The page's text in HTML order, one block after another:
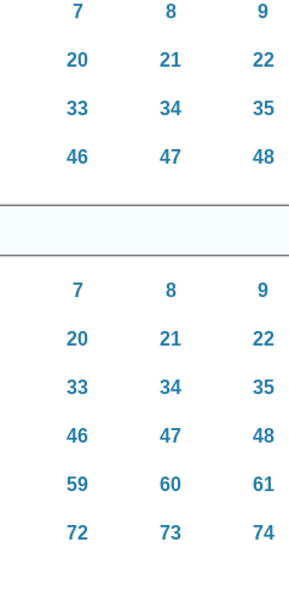
7 8 9
20 21 22
33 34 35
46 47 48
7 8 9
20 21 22
33 34 35
46 47 48
59 60 61
72 73 74